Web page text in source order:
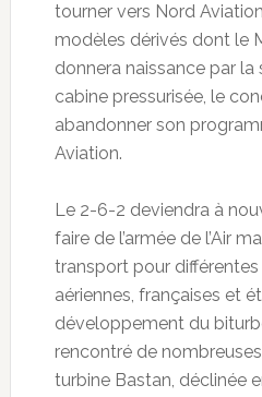
tourner vers Nord
modèles dérivés dont le
donnera naissance par
cabine pressurisée, le
abandonner son
Aviation.
Le 2-6-2 deviendra à
faire de l’armée de l’Air
transport pour
aériennes, françaises et
développement du
rencontré de
turbine Bastan, déclinée